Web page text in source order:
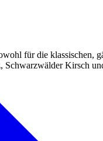
für die klassischen,
Kirsch